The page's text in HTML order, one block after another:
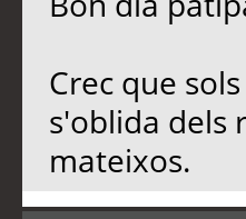
Crec que
s'oblida dels
mateixos.